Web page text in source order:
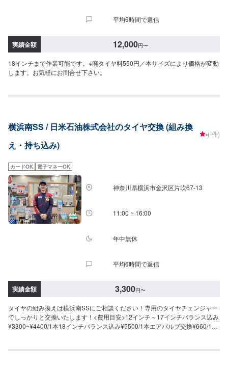
平均6時間で返信
実績金額 12,000円〜
18インチまで作業可能です。※廃タイヤ料550円／本サイズにより価格が変動
します。お気軽にお問合せ下さい。
横浜南SS / 日米石油株式会社のタイヤ交換 (組み換
え・持ち込み)
-(-件)
カードOK 電子マネーOK
神奈川県横浜市金沢区片吹67-13
11:00 ~ 16:00
年中無休
平均6時間で返信
実績金額 3,300円〜
タイヤの組み換えは横浜南SSにご相談ください！専用のタイヤチェンジャー
でしっかりと交換いたします！<費用目安>12インチ～17インチバランス込み
¥3300~¥4400/1本18インチバランス込み¥5500/1本エアバルブ交換¥660/1本